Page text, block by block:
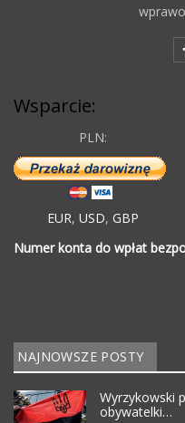
Wsparcie:
PLN:
EUR, USD, GBP
Numer konta do wpłat
NAJNOWSZE POSTY
Wyrzykowski
obywatelki…